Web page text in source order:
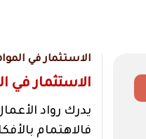
الاستثمار في
الاستثمار في
يدرك رواد
فالاهتمام